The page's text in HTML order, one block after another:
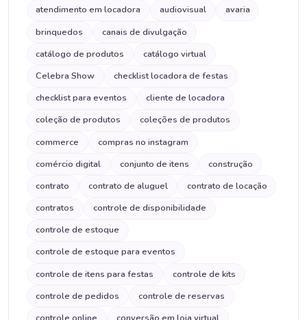
atendimento em locadora
audiovisual
avaria
brinquedos
canais de divulgação
catálogo de produtos
catálogo virtual
Celebra Show
checklist locadora de festas
checklist para eventos
cliente de locadora
coleção de produtos
coleções de produtos
commerce
compras no instagram
comércio digital
conjunto de itens
construção
contrato
contrato de aluguel
contrato de locação
contratos
controle de disponibilidade
controle de estoque
controle de estoque para eventos
controle de itens para festas
controle de kits
controle de pedidos
controle de reservas